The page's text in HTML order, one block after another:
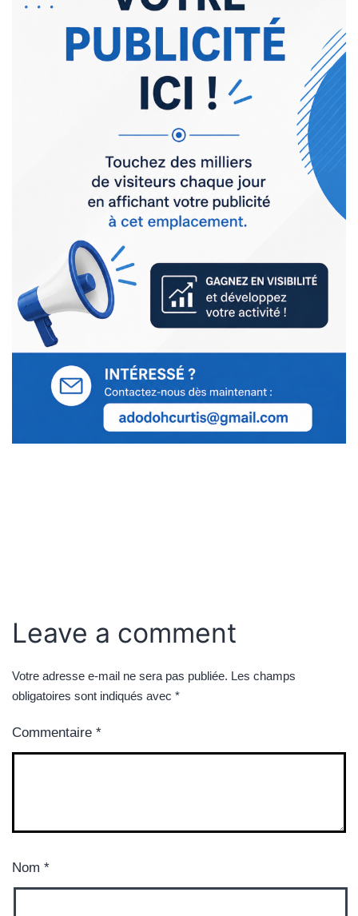
Leave a comment
Votre adresse e-mail ne sera pas publiée. Les champs
obligatoires sont indiqués avec *
Commentaire *
Nom *